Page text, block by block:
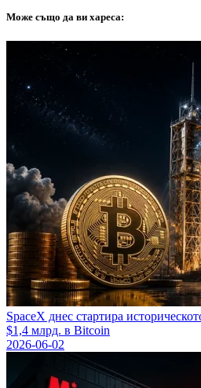
Може също да ви хареса:
SpaceX днес стартира
$1,4 млрд. в Bitcoin
2026-06-02